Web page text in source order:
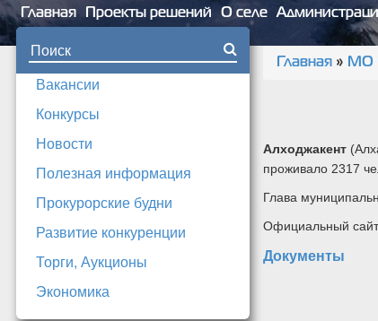
Главная Проекты решений О селе
Форма поиска
Вакансии
Конкурсы
Новости
Полезная информация
Прокурорские будни
Развитие конкуренции
Торги, Аукционы
Экономика
Вы здесь
Главная » МО
Алходжакент
проживало 2317
Глава
Официальный
Документы